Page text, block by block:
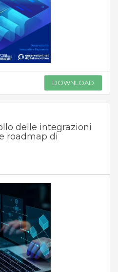
DOWNLOAD
delle integrazioni
roadmap di